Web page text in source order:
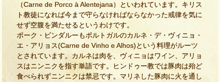
（Carne de Porco à Alentejana）といわれています。キリス
ト教徒になれば今まで守らなければならなかった戒律を気に
せず空腹を満たせるというわけです。
ポーク・ビンダルーもポルトガルのカルネ・デ・ヴィニョ・
エ・アリョス(Carne de Vinho e Alhos)という料理がルーツ
とされています。カルネは肉を、ヴィニョはワイン、アリョ
スはニンニクを指す単語です。ヒンドゥー教では豚肉は殆ど
食べられずニンニクは禁忌です。マリネした豚肉に火を通し